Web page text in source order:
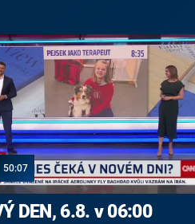
50:07
DEN, 6.8. v 06:00